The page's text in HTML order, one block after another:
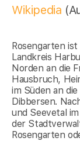
Wikipedia
Rosengarten
Landkreis
Norden an die
Hausbruch,
im Süden an
Dibbersen.
und Seevetal
der
Rosengarten